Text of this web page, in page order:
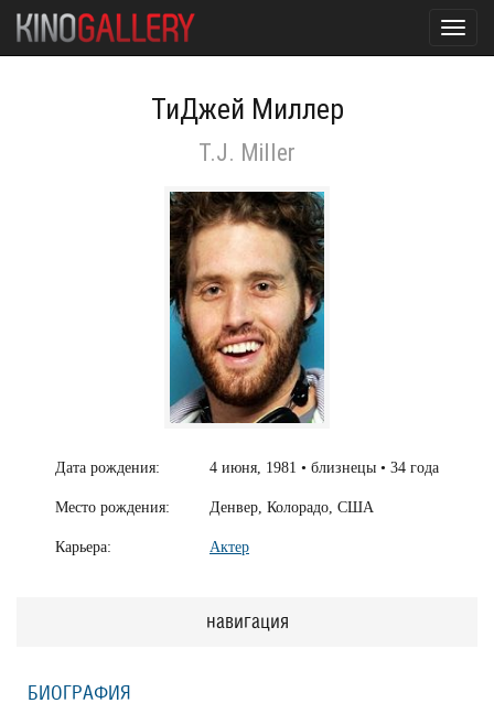
ТиДжей Миллер
T.J. Miller
Дата рождения: 4 июня, 1981 • близнецы • 34 года
Место рождения: Денвер, Колорадо, США
Карьера: Актер
навигация
БИОГРАФИЯ